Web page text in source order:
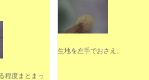
程度まとまっ
生地を左手でおさえ、